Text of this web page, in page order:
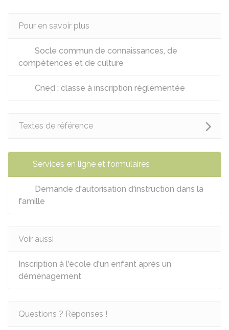
Pour en savoir plus
Socle commun de connaissances, de
compétences et de culture
Cned : classe à inscription réglementée
Textes de référence
Services en ligne et formulaires
Demande d'autorisation d'instruction dans la
famille
Voir aussi
Inscription à l'école d'un enfant après un
déménagement
Questions ? Réponses !